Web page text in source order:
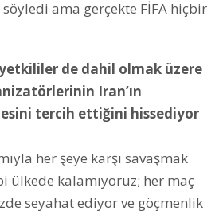
ama gerçekte FİFA hiçbir
yetkililer de dahil olmak üzere
Iran’ın
tercih ettiğini hissediyor
her şeye karşı savaşmak
ülkede kalamıyoruz; her maç
seyahat ediyor ve göçmenlik